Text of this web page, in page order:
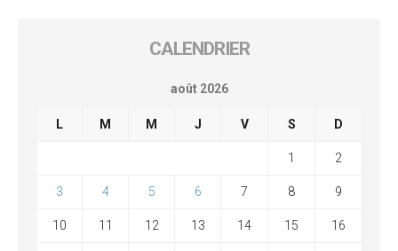
CALENDRIER
août 2026
L M M J V S D
1 2
3 4 5 6 7 8 9
10 11 12 13 14 15 16